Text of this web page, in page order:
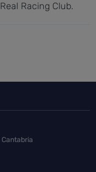
Racing Club.
Cantabria